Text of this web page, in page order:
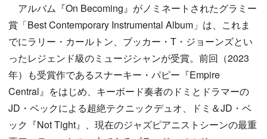
アルバム『On Becoming』がノミネートされたグラミー
賞「Best Contemporary Instrumental Album」は、これま
でにラリー・カールトン、ブッカー・T・ジョーンズとい
ったレジェンド級のミュージシャンが受賞。前回（2023
年）も受賞作であるスナーキー・パピー『Empire
Central』をはじめ、キーボード奏者のドミとドラマーの
JD・ベックによる超絶テクニックデュオ、ドミ＆JD・ベ
ック『Not Tight』、現在のジャズピアニストシーンの最重